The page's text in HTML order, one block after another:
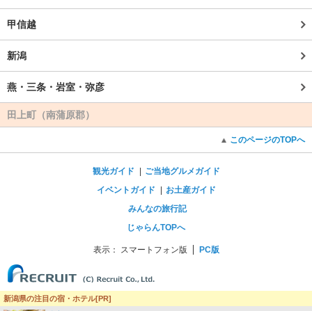
甲信越
新潟
燕・三条・岩室・弥彦
田上町（南蒲原郡）
このページのTOPへ
観光ガイド
ご当地グルメガイド
イベントガイド
お土産ガイド
みんなの旅行記
じゃらんTOPへ
表示： スマートフォン版 PC版
新潟県の注目の宿・ホテル[PR]